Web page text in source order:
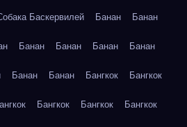
Баскервилей Банан Банан
Банан Банан Банан Банан
Банан Банан Бангкок Бангкок
Бангкок Бангкок Бангкок